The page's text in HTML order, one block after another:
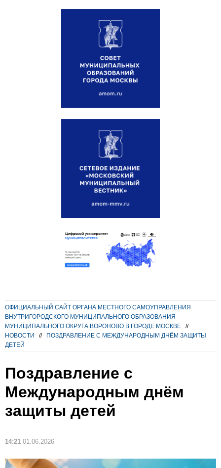
ОФИЦИАЛЬНЫЙ САЙТ ОРГАНА МЕСТНОГО САМОУПРАВЛЕНИЯ
ВНУТРИГОРОДСКОГО МУНИЦИПАЛЬНОГО ОБРАЗОВАНИЯ -
МУНИЦИПАЛЬНОГО ОКРУГА ВОРОНОВО В ГОРОДЕ МОСКВЕ
//
НОВОСТИ
//
ПОЗДРАВЛЕНИЕ С МЕЖДУНАРОДНЫМ ДНЁМ ЗАЩИТЫ
ДЕТЕЙ
Поздравление с
Международным днём
защиты детей
14:21 01.06.2026